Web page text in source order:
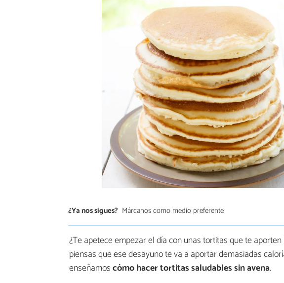
¿Ya nos sigues? Márcanos como medio preferente
¿Te apetece empezar el día con unas tortitas que te
piensas que ese desayuno te va a aportar demasiadas
enseñamoscómo hacer tortitas saludables sin avena.